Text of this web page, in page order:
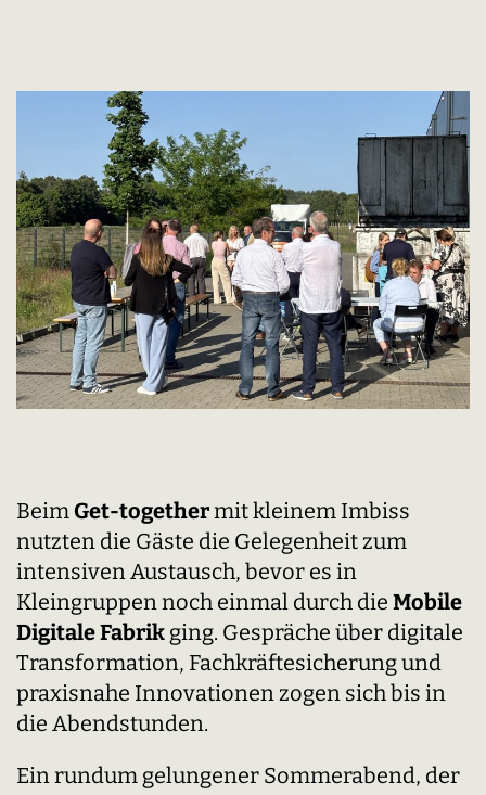
Beim Get-togethermit kleinem Imbiss
nutzten die Gäste die Gelegenheit zum
intensiven Austausch, bevor es in
Kleingruppen noch einmal durch die Mobile
Digitale Fabrik ging. Gespräche über digitale
Transformation, Fachkräftesicherung und
praxisnahe Innovationen zogen sich bis in
die Abendstunden.
Ein rundum gelungener Sommerabend, der